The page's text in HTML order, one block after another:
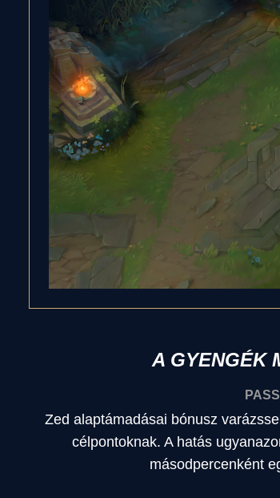
A GYENGÉK
Zed alaptámadásai bónusz
célpontoknak. A hatás
másodpercenként